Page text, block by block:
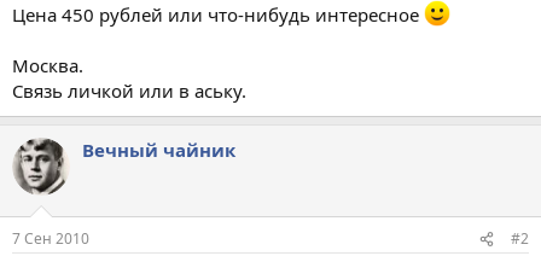
Цена 450 рублей или что-нибудь интересное
Москва.
Связь личкой или в аську.
Вечный чайник
7 Сен 2010 #2